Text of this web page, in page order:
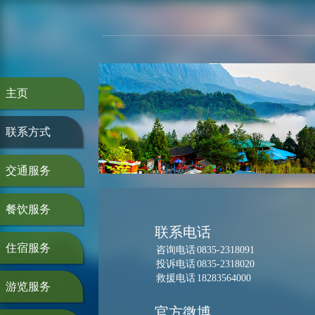
联系电话
咨询电话0835-2318091
投诉电话0835-2318020
救援电话 18283564000
主页
联系方式
交通服务
餐饮服务
住宿服务
游览服务